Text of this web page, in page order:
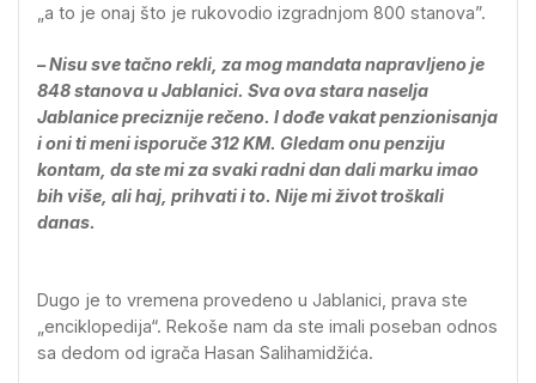
„a to je onaj što je rukovodio izgradnjom 800 stanova”.
– Nisu sve tačno rekli, za mog mandata napravljeno je
848 stanova u Jablanici. Sva ova stara naselja
Jablanice preciznije rečeno. I dođe vakat penzionisanja
i oni ti meni isporuče 312 KM. Gledam onu penziju
kontam, da ste mi za svaki radni dan dali marku imao
bih više, ali haj, prihvati i to. Nije mi život troškali
danas.
Dugo je to vremena provedeno u Jablanici, prava ste
„enciklopedija“. Rekoše nam da ste imali poseban odnos
sa dedom od igrača Hasan Salihamidžića.